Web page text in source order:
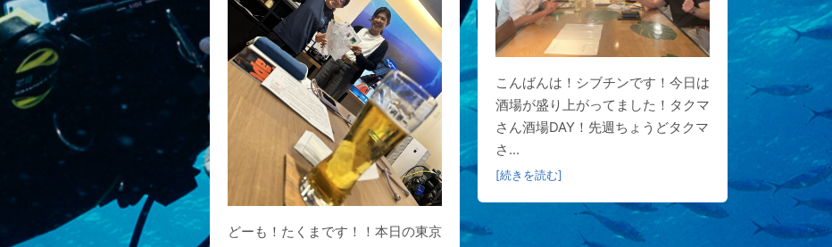
こんばんは！シブチンです！今日は
酒場が盛り上がってました！タクマ
さん酒場DAY！先週ちょうどタクマ
さ...
[続きを読む]
どーも！たくまです！！本日の東京